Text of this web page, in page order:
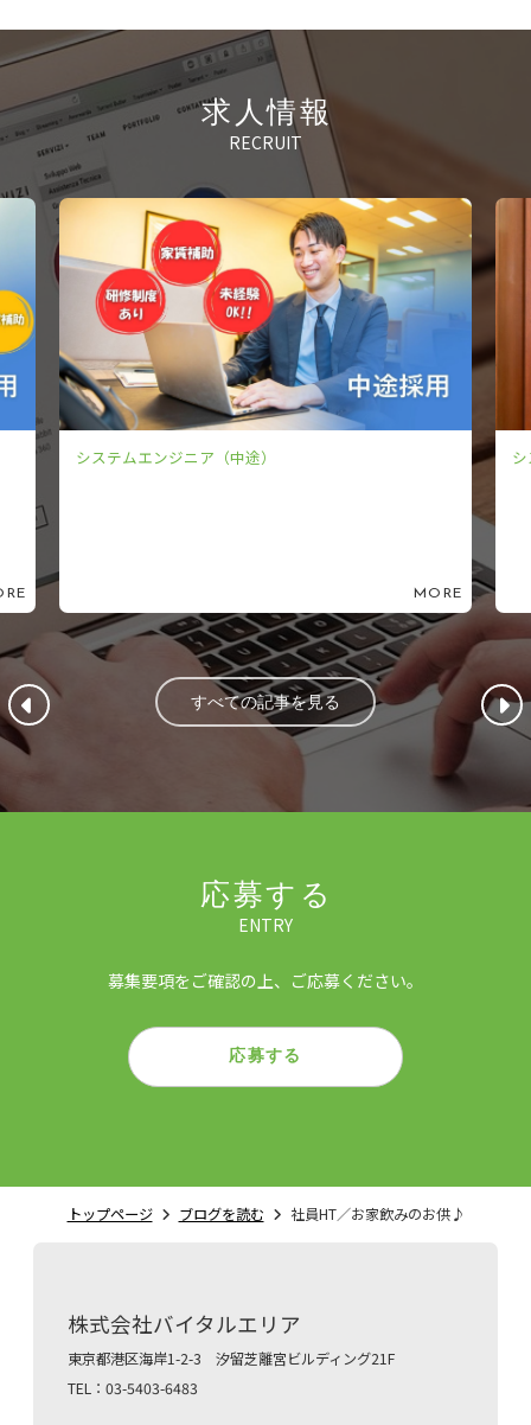
求人情報
RECRUIT
システムエンジニア（中途）
MORE
すべての記事を見る
応募する
ENTRY
募集要項をご確認の上、ご応募ください。
応募する
トップページ ブログを読む 社員HT／お家飲みのお供♪
株式会社バイタルエリア
東京都港区海岸1-2-3 汐留芝離宮ビルディング21F
TEL：03-5403-6483